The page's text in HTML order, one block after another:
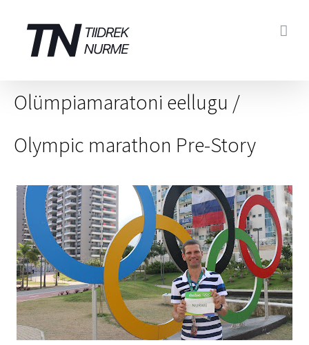
content
Olümpiamaratoni eellugu /
Olympic marathon Pre-Story